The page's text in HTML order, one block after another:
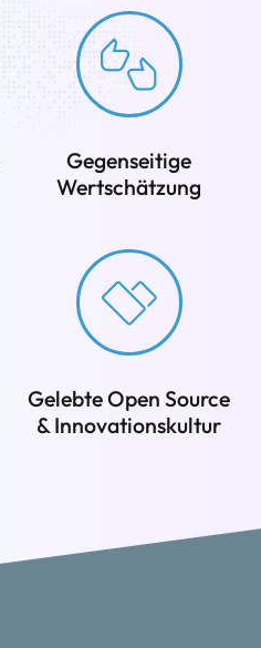
Gegenseitige
Wertschätzung
Gelebte Open Source
& Innovationskultur